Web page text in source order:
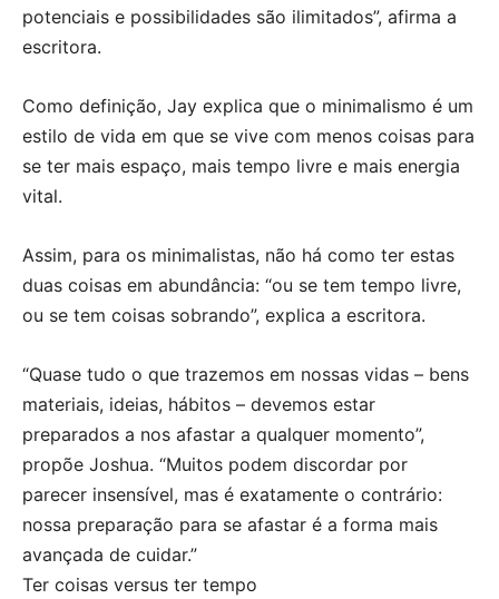
potenciais e possibilidades são ilimitados”, afirma a
escritora.
Como definição, Jay explica que o minimalismo é um
estilo de vida em que se vive com menos coisas para
se ter mais espaço, mais tempo livre e mais energia
vital.
Assim, para os minimalistas, não há como ter estas
duas coisas em abundância: “ou se tem tempo livre,
ou se tem coisas sobrando”, explica a escritora.
“Quase tudo o que trazemos em nossas vidas – bens
materiais, ideias, hábitos – devemos estar
preparados a nos afastar a qualquer momento”,
propõe Joshua. “Muitos podem discordar por
parecer insensível, mas é exatamente o contrário:
nossa preparação para se afastar é a forma mais
avançada de cuidar.”
Ter coisas versus ter tempo